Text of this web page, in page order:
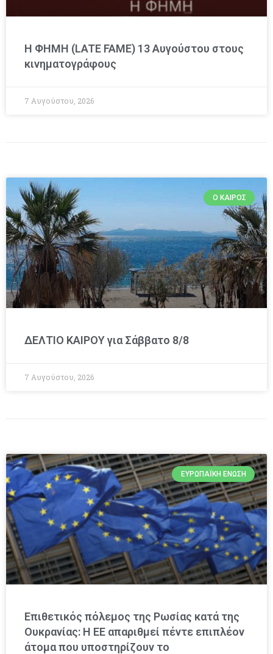
Η ΦΗΜΗ (LATE FAME) 13 Αυγούστου στους
κινηματογράφους
7 Αυγούστου, 2026
Ο ΚΑΙΡΌΣ
ΔΕΛΤΙΟ ΚΑΙΡΟΥ για Σάββατο 8/8
7 Αυγούστου, 2026
ΕΥΡΩΠΑΪΚΉ ΈΝΩΣΗ
Επιθετικός πόλεμος της Ρωσίας κατά της
Ουκρανίας: Η ΕΕ απαριθμεί πέντε επιπλέον
άτομα που υποστηρίζουν το